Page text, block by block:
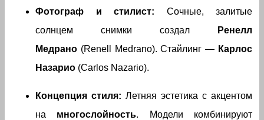
Фотограф и стилист: Сочные, залитые
солнцем снимки создал
Ренелл
Медрано (Renell Medrano). Стайлинг — Карлос
Назарио (Carlos Nazario).
Концепция стиля: Летняя эстетика с акцентом
на многослойность. Модели комбинируют